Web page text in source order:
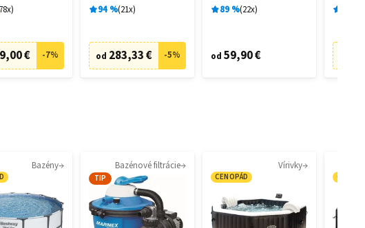
78x
€ -7%
94% 21x
od 283,33 € -5%
89 % 22x
od 59,90 €
Bazény Bazénové filtrácie
TIP
Vírivky
CENOPÁD